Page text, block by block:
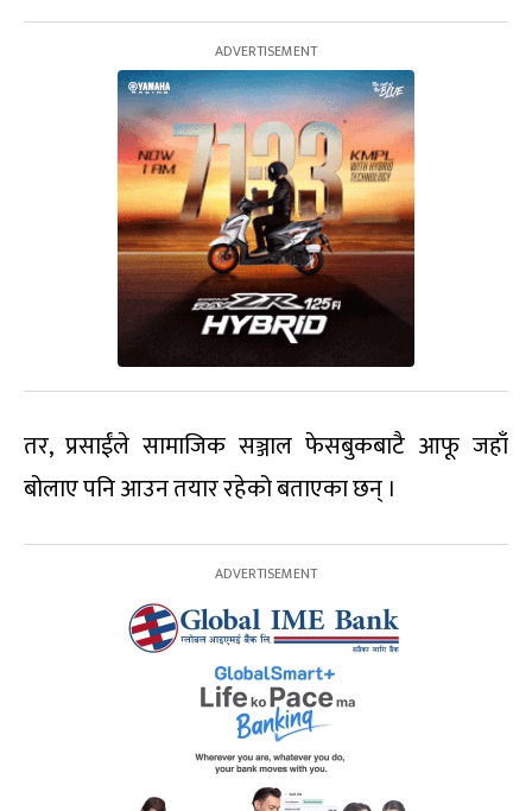
तर, प्रसाईंले सामाजिक सञ्जाल फेसबुकबाटै आफू जहाँ
बोलाए पनि आउन तयार रहेको बताएका छन् ।